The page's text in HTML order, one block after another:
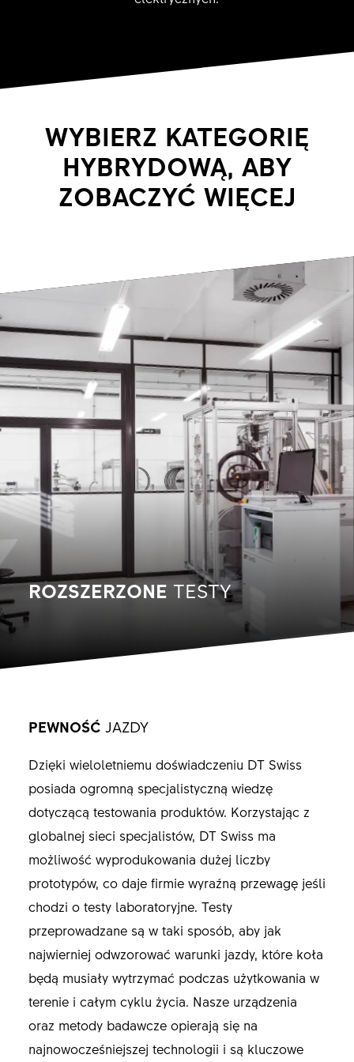
WYBIERZ KATEGORIĘ
HYBRYDOWĄ, ABY
ZOBACZYĆ WIĘCEJ
ROZSZERZONE TESTY
PEWNOŚĆ JAZDY
Dzięki wieloletniemu doświadczeniu DT Swiss
posiada ogromną specjalistyczną wiedzę
dotyczącą testowania produktów. Korzystając z
globalnej sieci specjalistów, DT Swiss ma
możliwość wyprodukowania dużej liczby
prototypów, co daje firmie wyraźną przewagę jeśli
chodzi o testy laboratoryjne. Testy
przeprowadzane są w taki sposób, aby jak
najwierniej odwzorować warunki jazdy, które koła
będą musiały wytrzymać podczas użytkowania w
terenie i całym cyklu życia. Nasze urządzenia
oraz metody badawcze opierają się na
najnowocześniejszej technologii i są kluczowe